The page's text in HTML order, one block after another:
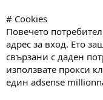
# Cookies
Повечето
адрес за вход. Ето
свързани с даден
използвате прокси
един adsense